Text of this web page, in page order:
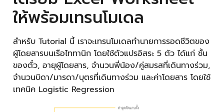
ให้พร้อมเทรนโมเดล
สำหรับ Tutorial นี้ เราจะเทรนโมเดลทำนายการรอดชีวิตของ
ผู้โดยสารบนเรือไททานิก โดยใช้ตัวแปรอิสระ 5 ตัว ได้แก่ ชั้น
ของตั๋ว, อายุผู้โดยสาร, จำนวนพี่น้อง/คู่สมรสที่เดินทางร่วม,
จำนวนบิดา/มารดา/บุตรที่เดินทางร่วม และค่าโดยสาร โดยใช้
เทคนิค Logistic Regression